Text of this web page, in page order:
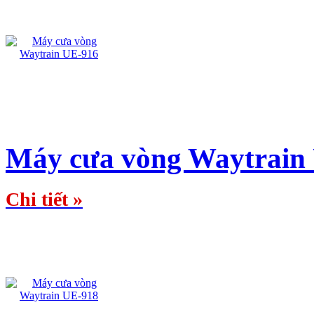
Máy cưa vòng Waytrain
Chi tiết »